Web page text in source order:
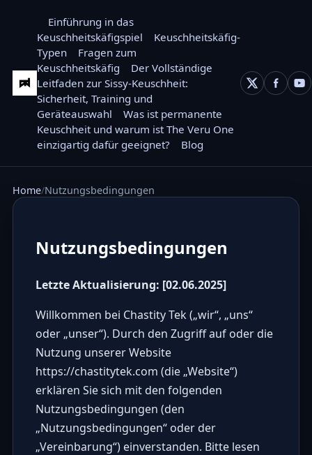
Einführung in das
Keuschheitskäfigspiel
Keuschheitskäfig-
Typen
Fragen zum
Keuschheitskäfig
Der Vollständige
Leitfaden zur Sissy-Keuschheit:
Sicherheit, Training und
Geräteauswahl
Was ist permanente
Keuschheit und warum ist The Veru One
einzigartig dafür geeignet?
Blog
Home Nutzungsbedingungen
Nutzungsbedingungen
Letzte Aktualisierung: [02.06.2025]
Willkommen bei Chastity Tek („wir“, „uns“
oder „unser“). Durch den Zugriff auf oder die
Nutzung unserer Website
https://chastitytek.com (die „Website“)
erklären Sie sich mit den folgenden
Nutzungsbedingungen (den
„Nutzungsbedingungen“ oder der
„Vereinbarung“) einverstanden. Bitte lesen